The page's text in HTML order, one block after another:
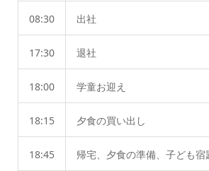
08:30 出社
17:30 退社
18:00 学童お迎え
18:15 夕食の買い出し
18:45 帰宅、夕食の準備、子ども宿